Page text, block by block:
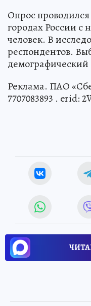
Опрос проводился
городах России с
человек. В
респондентов.
демографический
Реклама. ПАО
7707083893 . erid: